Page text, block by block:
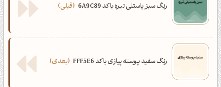
رنگ سبز پاستلی تیره با کد 6A9C89 قبلی
رنگ سفید پوسته پیازی با کد FFF5E6 بعدی